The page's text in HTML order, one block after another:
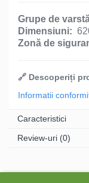
Table
Gardulețe
Grupe de
Dimensiuni:
Zonă de
🔗 Descoperiți
Informatii
Caracteristici
Review-uri (0)